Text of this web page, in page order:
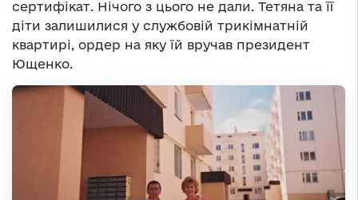
сертифікат. Нічого з цього не дали. Тетяна та її
діти залишилися у службовій трикімнатній
квартирі, ордер на яку їй вручав президент
Ющенко.